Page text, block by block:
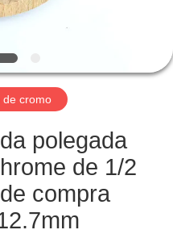
de cromo
polegada
de 1/2
compra